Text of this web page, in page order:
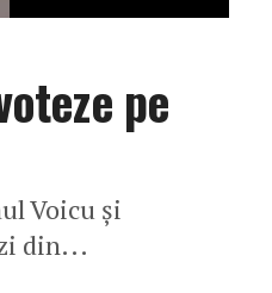
pe
Voicu şi
din...